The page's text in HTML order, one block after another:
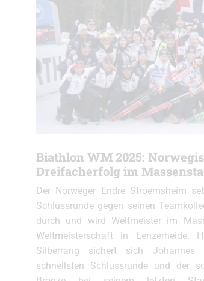
Biathlon WM 2025:
Dreifacherfolg im
Der Norweger Endre Stroemsheim
Schlussrunde gegen seinen
durch und wird Weltmeister im
Weltmeisterschaft in Lenzerheide.
Silberrang sichert sich
schnellsten Schlussrunde und der